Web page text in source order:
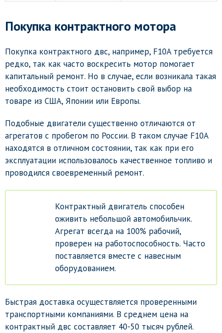
Покупка контрактного мотора
Покупка контрактного двс, например, F10A требуется
редко, так как часто воскресить мотор помогает
капитальный ремонт. Но в случае, если возникала такая
необходимость стоит остановить свой выбор на
товаре из США, Японии или Европы.
Подобные двигатели существенно отличаются от
агрегатов с пробегом по России. В таком случае F10A
находятся в отличном состоянии, так как при его
эксплуатации использовалось качественное топливо и
проводился своевременный ремонт.
Контрактный двигатель способен
оживить небольшой автомобильчик.
Агрегат всегда на 100% рабочий,
проверен на работоспособность. Часто
поставляется вместе с навесным
оборудованием.
Быстрая доставка осуществляется проверенными
транспортными компаниями. В среднем цена на
контрактный двс составляет 40-50 тысяч рублей.